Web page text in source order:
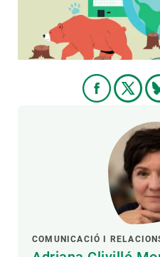
COMUNICACIÓ I